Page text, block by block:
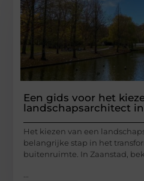
Een gids voor het
landschapsarchitect
Het kiezen van een
belangrijke stap in het
buitenruimte. In Zaanstad,